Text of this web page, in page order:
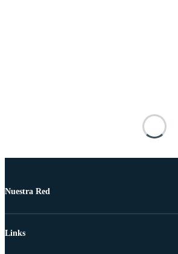
Nuestra Red
Links